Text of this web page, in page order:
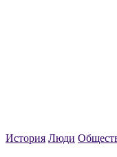
История Люди